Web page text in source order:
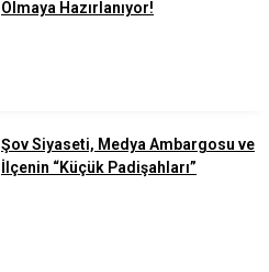
Olmaya Hazırlanıyor!
Şov Siyaseti, Medya Ambargosu ve
İlçenin “Küçük Padişahları”